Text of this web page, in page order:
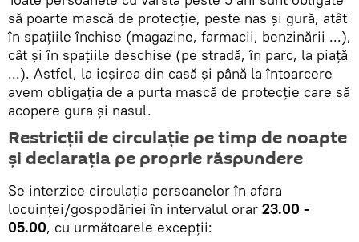
să poarte mască de protecție, peste nas și gură, atât
în spațiile închise (magazine, farmacii, benzinării ...),
cât și în spațiile deschise (pe stradă, în parc, la piață
...). Astfel, la ieșirea din casă și până la întoarcere
avem obligația de a purta mască de protecție care să
acopere gura și nasul.
Restricții de circulație pe timp de noapte
și declarația pe proprie răspundere
Se interzice circulația persoanelor în afara
locuinței/gospodăriei în intervalul orar 23.00 -
05.00, cu următoarele excepții: